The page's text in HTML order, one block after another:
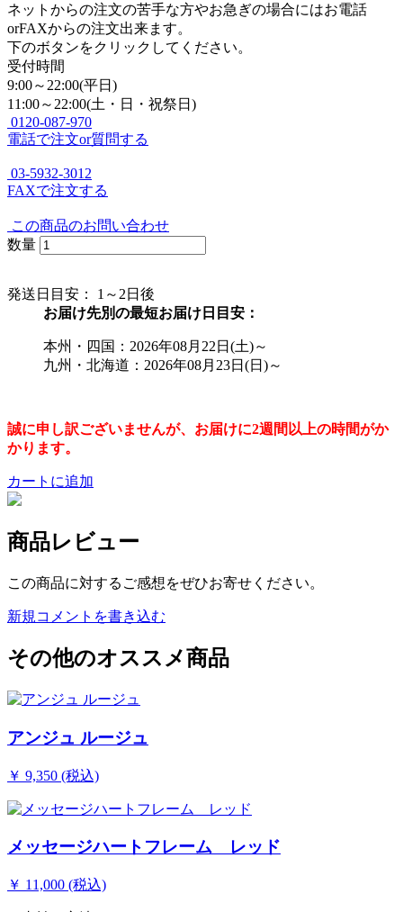
ネットからの注文の苦手な方やお急ぎの場合にはお電話
orFAXからの注文出来ます。
下のボタンをクリックしてください。
受付時間
9:00～22:00(平日)
11:00～22:00(土・日・祝祭日)
0120-087-970
電話で注文or質問する
03-5932-3012
FAXで注文する
この商品のお問い合わせ
数量
発送日目安： 1～2日後
お届け先別の最短お届け日目安：
本州・四国：2026年08月22日(土)～
九州・北海道：2026年08月23日(日)～
誠に申し訳ございませんが、お届けに2週間以上の時間がか
かります。
カートに追加
商品レビュー
この商品に対するご感想をぜひお寄せください。
新規コメントを書き込む
その他のオススメ商品
アンジュ ルージュ
￥ 9,350 (税込)
メッセージハートフレーム レッド
￥ 11,000 (税込)